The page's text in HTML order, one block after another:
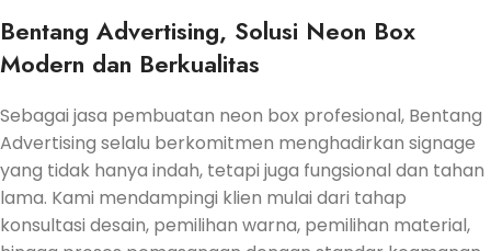
Bentang Advertising, Solusi Neon Box
Modern dan Berkualitas
Sebagai jasa pembuatan neon box profesional, Bentang
Advertising selalu berkomitmen menghadirkan signage
yang tidak hanya indah, tetapi juga fungsional dan tahan
lama. Kami mendampingi klien mulai dari tahap
konsultasi desain, pemilihan warna, pemilihan material,